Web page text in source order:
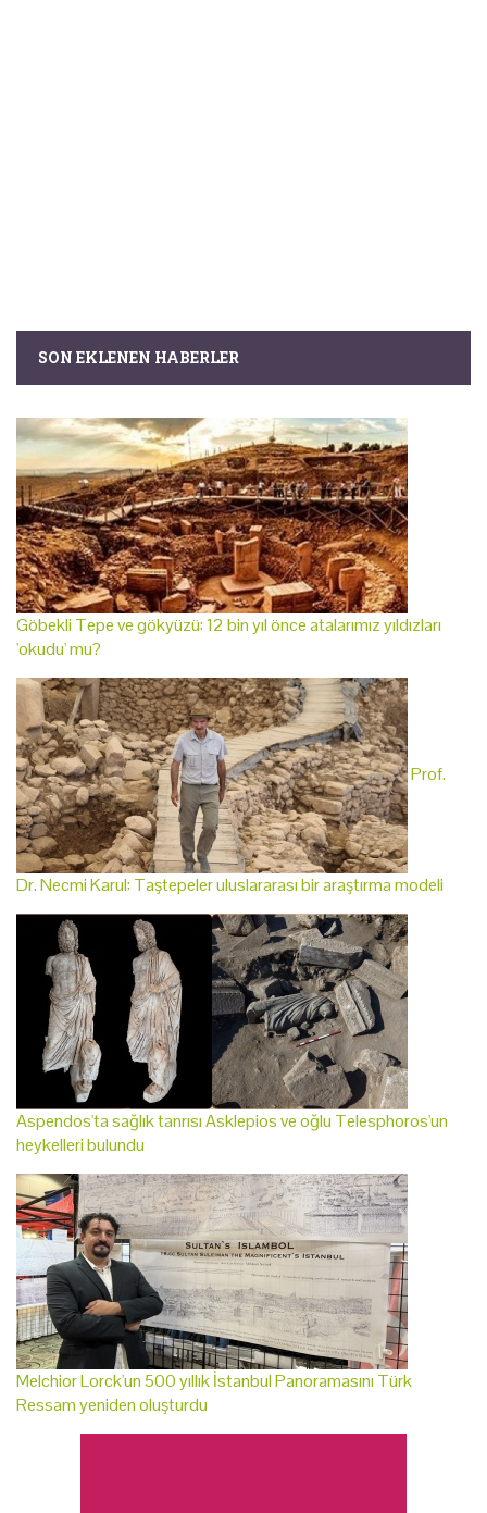
SON EKLENEN HABERLER
Göbekli Tepe ve gökyüzü: 12 bin yıl önce atalarımız yıldızları
'okudu' mu?
Prof.
Dr. Necmi Karul: Taştepeler uluslararası bir araştırma modeli
Aspendos'ta sağlık tanrısı Asklepios ve oğlu Telesphoros'un
heykelleri bulundu
Melchior Lorck'un 500 yıllık İstanbul Panoramasını Türk
Ressam yeniden oluşturdu